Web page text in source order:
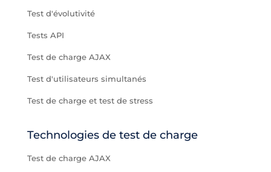
Test d'évolutivité
Tests API
Test de charge AJAX
Test d'utilisateurs simultanés
Test de charge et test de stress
Technologies de test de charge
Test de charge AJAX